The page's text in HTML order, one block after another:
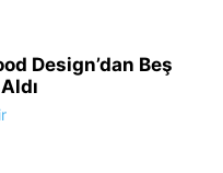
Design’dan Beş